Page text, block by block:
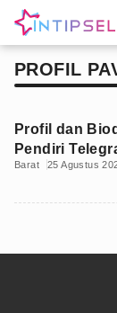
PROFIL
Profil dan
Pendiri
Barat 25 Agustus